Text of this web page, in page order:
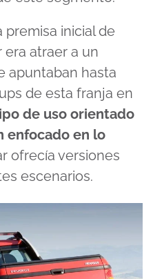
inicial de
atraer a un
apuntaban hasta
de esta franja en
de uso orientado
enfocado en lo
ofrecía versiones
escenarios.